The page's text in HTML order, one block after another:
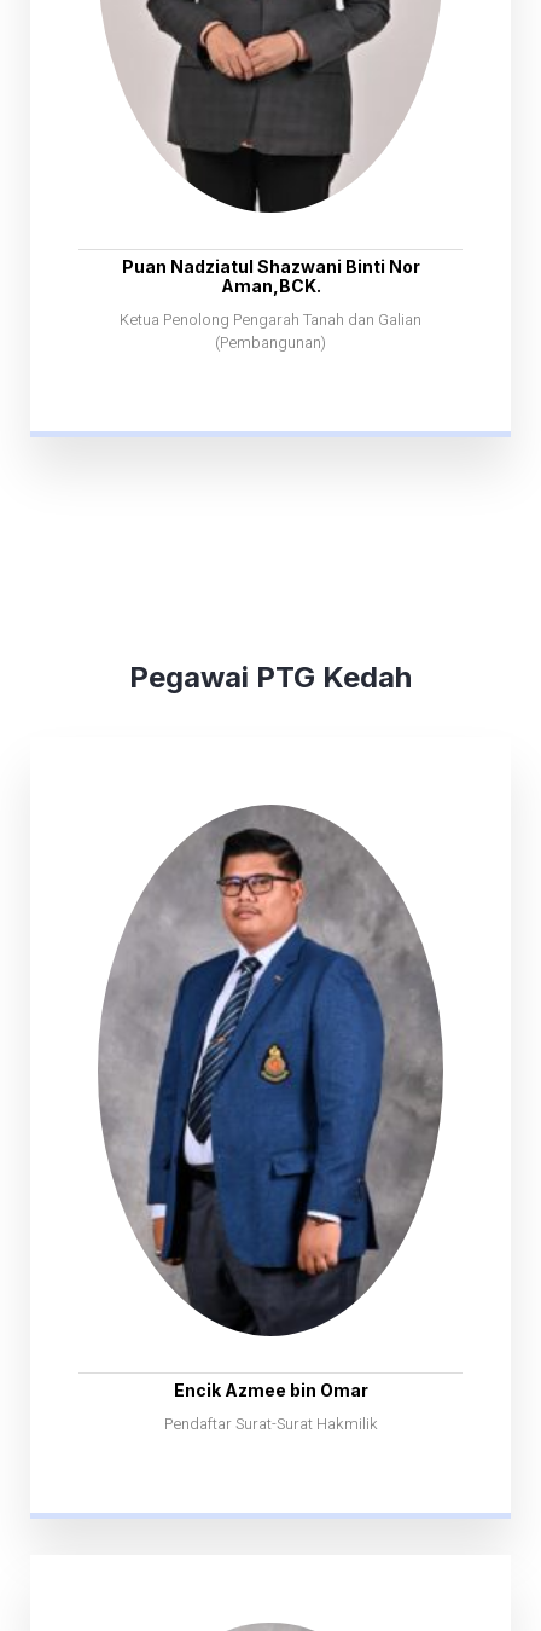
Puan Nadziatul Shazwani Binti Nor
Aman,BCK.
Ketua Penolong Pengarah Tanah dan Galian
(Pembangunan)
Pegawai PTG Kedah
Encik Azmee bin Omar
Pendaftar Surat-Surat Hakmilik